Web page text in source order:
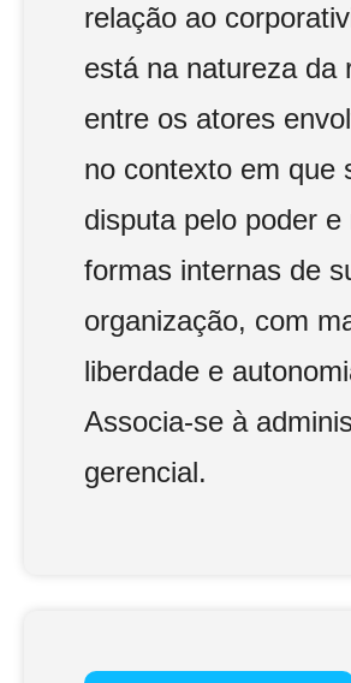
relação ao
está na natureza da
entre os atores
no contexto em que
disputa pelo poder e
formas internas de
organização, com
liberdade e
Associa-se à
gerencial.